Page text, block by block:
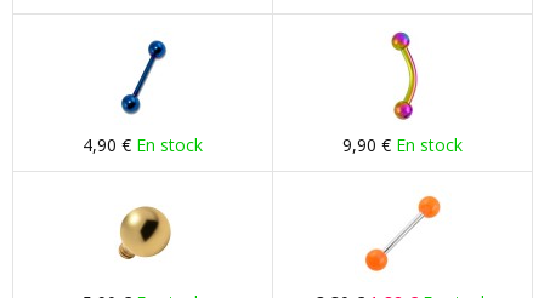
4,90 € En stock 9,90 € En stock